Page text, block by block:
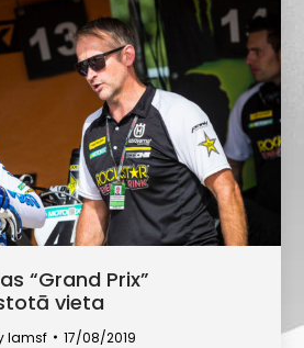
“Grand Prix”
vieta
lamsf 17/08/2019